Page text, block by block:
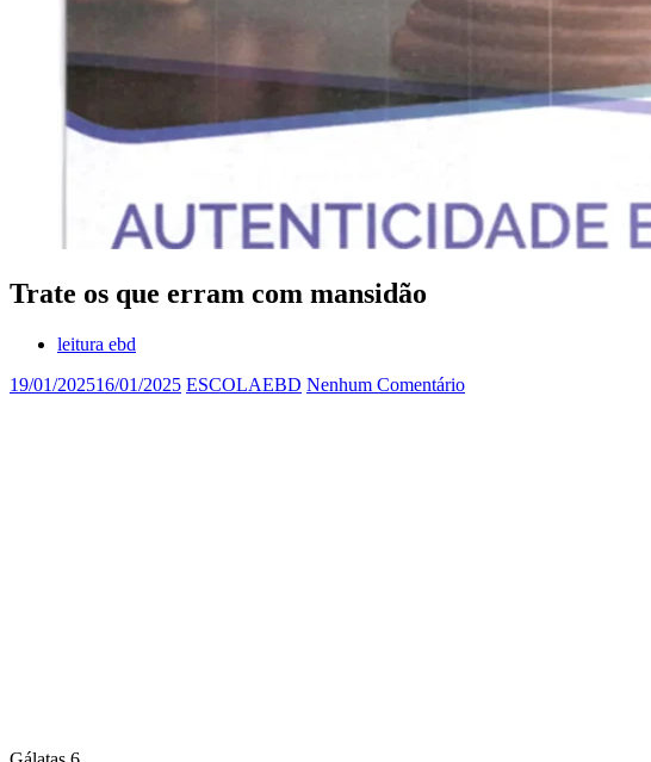
Trate os que erram com mansidão
leitura ebd
19/01/202516/01/2025 ESCOLAEBD Nenhum Comentário